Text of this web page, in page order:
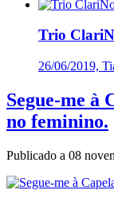
Trio
26/06/2019,
Segue-me à
no feminino.
Publicado a 08